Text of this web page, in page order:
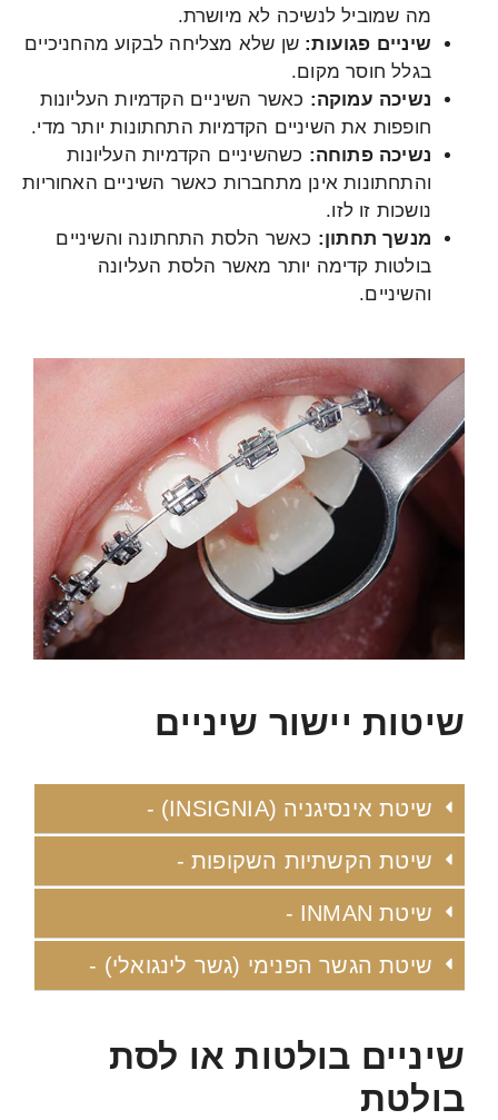
מה שמוביל לנשיכה לא מיושרת.
שיניים פגועות: שן שלא מצליחה לבקוע מהחניכיים
בגלל חוסר מקום.
נשיכה עמוקה: כאשר השיניים הקדמיות העליונות
חופפות את השיניים הקדמיות התחתונות יותר מדי.
נשיכה פתוחה: כשהשיניים הקדמיות העליונות
והתחתונות אינן מתחברות כאשר השיניים האחוריות
נושכות זו לזו.
מנשך תחתון: כאשר הלסת התחתונה והשיניים
בולטות קדימה יותר מאשר הלסת העליונה
והשיניים.
שיטות יישור שיניים
שיטת אינסיגניה (INSIGNIA) -
שיטת הקשתיות השקופות -
שיטת INMAN -
שיטת הגשר הפנימי (גשר לינגואלי) -
שיניים בולטות או לסת
בולטת